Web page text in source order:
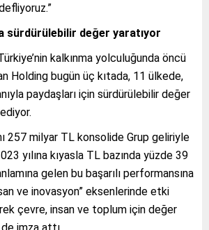
sürdürülebilir değer yaratıyor
kalkınma yolculuğunda öncü
Holding bugün üç kıtada, 11 ülkede,
paydaşları için sürdürülebilir değer
257 milyar TL konsolide Grup geliriyle
yılına kıyasla TL bazında yüzde 39
gelen bu başarılı performansına
ve inovasyon” eksenlerinde etki
çevre, insan ve toplum için değer
imza attı.